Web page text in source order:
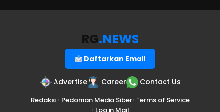
RG.NEWS
Daftarkan Email
Advertise Career Contact Us
Redaksi• Pedoman Media Siber• Terms of Service
• Log in Mail